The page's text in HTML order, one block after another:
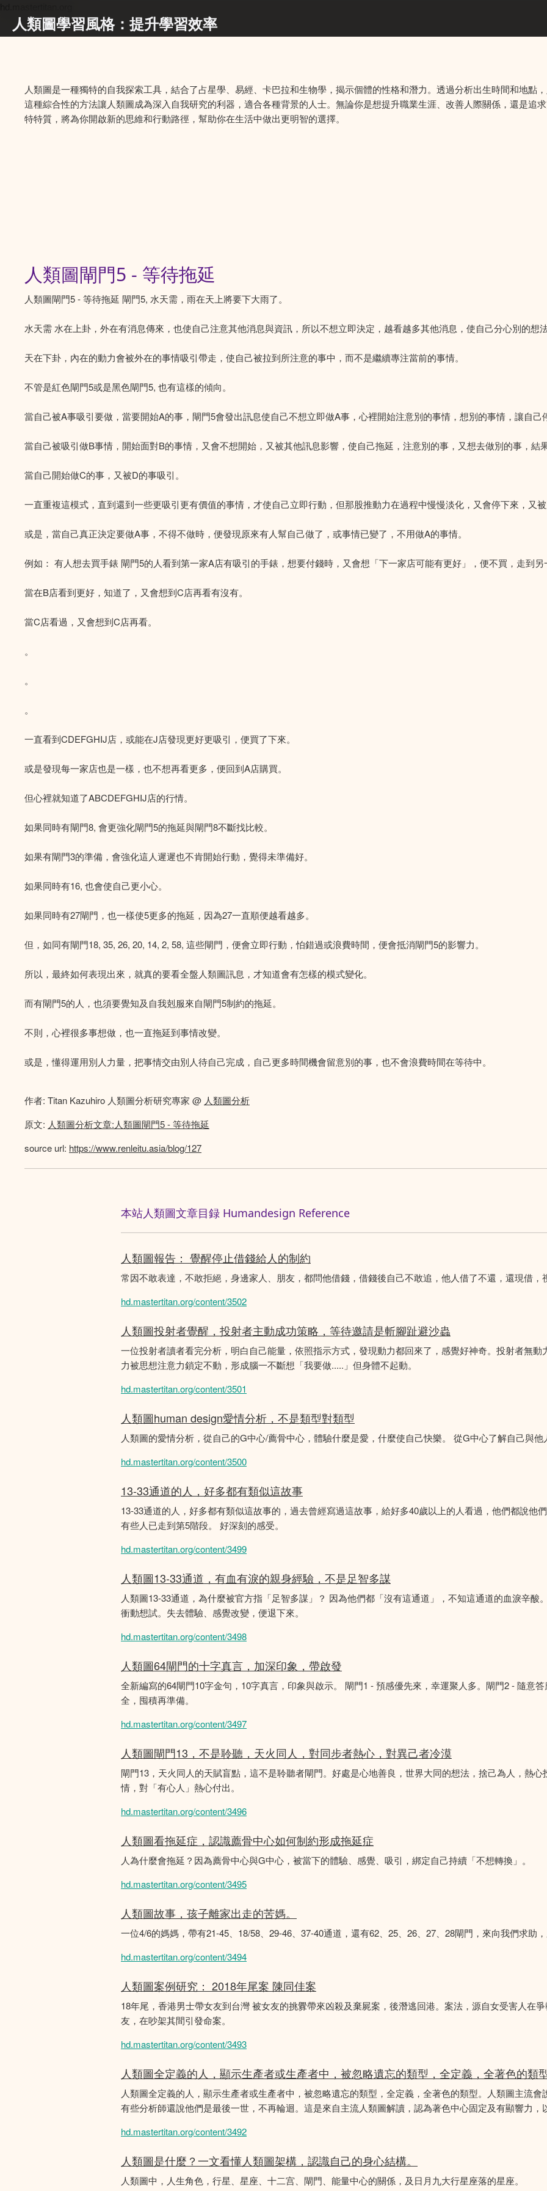
人類圖學習風格：提升學習效率
人類圖是一種獨特的自我探索工具，結合了占星學、易經、卡巴拉和生物學，揭示個體的性格和潛力。透過分析出生時間和地點
這種綜合性的方法讓人類圖成為深入自我研究的利器，適合各種背景的人士。無論你是想提升職業生涯、改善人際關係，還是追
特特質，將為你開啟新的思維和行動路徑，幫助你在生活中做出更明智的選擇。
人類圖閘門5 - 等待拖延
人類圖閘門5 - 等待拖延 閘門5, 水天需，雨在天上將要下大雨了。
水天需 水在上卦，外在有消息傳來，也使自己注意其他消息與資訊，所以不想立即決定，越看越多其他消息，使自己分心別的想法
天在下卦，內在的動力會被外在的事情吸引帶走，使自己被拉到所注意的事中，而不是繼續專注當前的事情。
不管是紅色閘門5或是黑色閘門5, 也有這樣的傾向。
當自己被A事吸引要做，當要開始A的事，閘門5會發出訊息使自己不想立即做A事，心裡開始注意別的事情，想別的事情，讓自己
當自己被吸引做B事情，開始面對B的事情，又會不想開始，又被其他訊息影響，使自己拖延，注意別的事，又想去做別的事，結
當自己開始做C的事，又被D的事吸引。
一直重複這模式，直到還到一些更吸引更有價值的事情，才使自己立即行動，但那股推動力在過程中慢慢淡化，又會停下來，又
或是，當自己真正決定要做A事，不得不做時，便發現原來有人幫自己做了，或事情已變了，不用做A的事情。
例如： 有人想去買手錶 閘門5的人看到第一家A店有吸引的手錶，想要付錢時，又會想「下一家店可能有更好」，便不買，走到另
當在B店看到更好，知道了，又會想到C店再看有沒有。
當C店看過，又會想到C店再看。
。
。
。
一直看到CDEFGHIJ店，或能在J店發現更好更吸引，便買了下來。
或是發現每一家店也是一樣，也不想再看更多，便回到A店購買。
但心裡就知道了ABCDEFGHIJ店的行情。
如果同時有閘門8, 會更強化閘門5的拖延與閘門8不斷找比較。
如果有閘門3的準備，會強化這人遲遲也不肯開始行動，覺得未準備好。
如果同時有16, 也會使自己更小心。
如果同時有27閘門，也一樣使5更多的拖延，因為27一直順便越看越多。
但，如同有閘門18, 35, 26, 20, 14, 2, 58, 這些閘門，便會立即行動，怕錯過或浪費時間，便會抵消閘門5的影響力。
所以，最終如何表現出來，就真的要看全盤人類圖訊息，才知道會有怎樣的模式變化。
而有閘門5的人，也須要覺知及自我剋服來自閘門5制約的拖延。
不則，心裡很多事想做，也一直拖延到事情改變。
或是，懂得運用別人力量，把事情交由別人待自己完成，自己更多時間機會留意別的事，也不會浪費時間在等待中。
作者: Titan Kazuhiro 人類圖分析研究專家 @ 人類圖分析
原文: 人類圖分析文章:人類圖閘門5 - 等待拖延
source url: https://www.renleitu.asia/blog/127
本站人類圖文章目録 Humandesign Reference
人類圖報告： 覺醒停止借錢給人的制約
常因不敢表達，不敢拒絕，身邊家人、朋友，都問他借錢，借錢後自己不敢追，他人借了不還，還現借，
hd.mastertitan.org/content/3502
人類圖投射者覺醒，投射者主動成功策略，等待邀請是斬腳趾避沙蟲
一位投射者讀者看完分析，明白自己能量，依照指示方式，發現動力都回來了，感覺好神奇。投射者無
力被思想注意力鎖定不動，形成腦一不斷想「我要做.....」但身體不起動。
hd.mastertitan.org/content/3501
人類圖human design愛情分析，不是類型對類型
人類圖的愛情分析，從自己的G中心/薦骨中心，體驗什麼是愛，什麼使自己快樂。 從G中心了解自己與他
hd.mastertitan.org/content/3500
13-33通道的人，好多都有類似這故事
13-33通道的人，好多都有類似這故事的，過去曾經寫過這故事，給好多40歲以上的人看過，他們都說他
有些人已走到第5階段。 好深刻的感受。
hd.mastertitan.org/content/3499
人類圖13-33通道，有血有淚的親身經驗，不是足智多謀
人類圖13-33通道，為什麼被官方指「足智多謀」？ 因為他們都「沒有這通道」，不知這通道的血淚辛酸
衝動想試。失去體驗、感覺改變，便退下來。
hd.mastertitan.org/content/3498
人類圖64閘門的十字真言，加深印象，帶啟發
全新編寫的64閘門10字金句，10字真言，印象與啟示。 閘門1 - 預感優先來，幸運聚人多。閘門2 - 隨意
全，囤積再準備。
hd.mastertitan.org/content/3497
人類圖閘門13，不是聆聽，天火同人，對同步者熱心，對異己者冷漠
閘門13，天火同人的天賦盲點，這不是聆聽者閘門。好處是心地善良，世界大同的想法，捨己為人，熱
情，對「有心人」熱心付出。
hd.mastertitan.org/content/3496
人類圖看拖延症，認識薦骨中心如何制約形成拖延症
人為什麼會拖延？因為薦骨中心與G中心，被當下的體驗、感覺、吸引，綁定自己持續「不想轉換」。
hd.mastertitan.org/content/3495
人類圖故事，孩子離家出走的苦媽。
一位4/6的媽媽，帶有21-45、18/58、29-46、37-40通道，還有62、25、26、27、28閘門，來向我們求助
hd.mastertitan.org/content/3494
人類圖案例研究： 2018年尾案 陳同佳案
18年尾，香港男士帶女友到台灣 被女友的挑釁帶來凶殺及棄屍案，後潛逃回港。案法，源自女受害人在
友，在吵架其間引發命案。
hd.mastertitan.org/content/3493
人類圖全定義的人，顯示生產者或生產者中，被忽略遺忘的類型，全定義，全著色的類型
人類圖全定義的人，顯示生產者或生產者中，被忽略遺忘的類型，全定義，全著色的類型。人類圖主流會
有些分析師還說他們是最後一世，不再輪迴。這是來自主流人類圖解讀，認為著色中心固定及有顯響力，
hd.mastertitan.org/content/3492
人類圖是什麼？一文看懂人類圖架構，認識自己的身心結構。
人類圖中，人生角色，行星、星座、十二宫、閘門、能量中心的關係，及日月九大行星座落的星座。